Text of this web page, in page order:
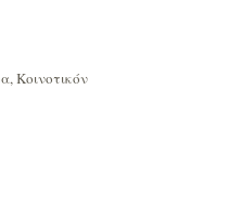
Κοινοτικόν